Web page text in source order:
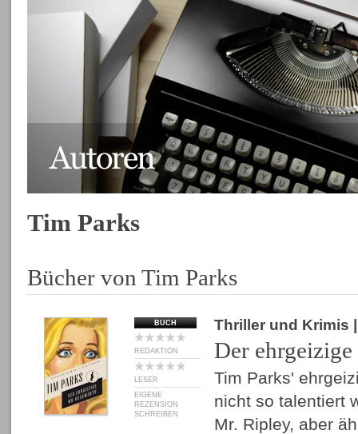
Tim Parks
Bücher von Tim Parks
BUCH
REDAKTION
LESER
EIGENE
REZENSION
SCHREIBEN
Thriller und Krimis
Der
Tim Parks'
nicht so talentiert
Mr. Ripley, aber